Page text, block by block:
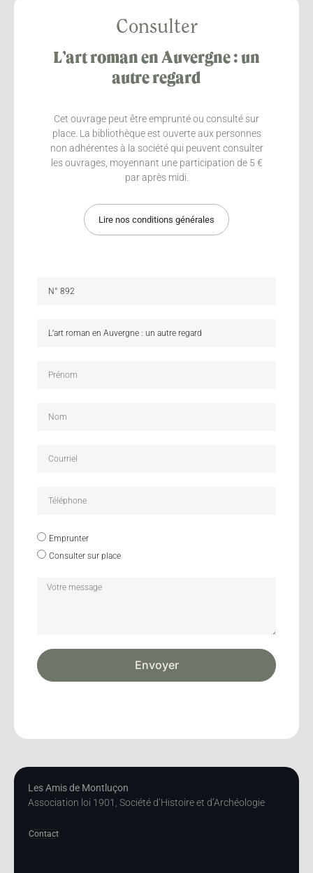
Consulter
L’art roman en Auvergne : un
autre regard
Cet ouvrage peut être emprunté ou consulté sur
place. La bibliothèque est ouverte aux personnes
non adhérentes à la société qui peuvent consulter
les ouvrages, moyennant une participation de 5 €
par après midi.
Lire nos conditions générales
Emprunter
Consulter sur place
Envoyer
Les Amis de Montluçon
Association loi 1901, Société d’Histoire et d’Archéologie
Contact